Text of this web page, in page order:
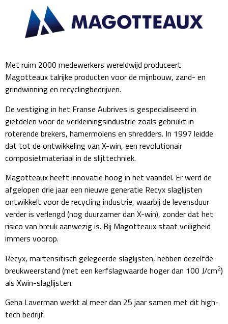
Met ruim 2000 medewerkers wereldwijd produceert
Magotteaux talrijke producten voor de mijnbouw, zand- en
grindwinning en recyclingbedrijven.
De vestiging in het Franse Aubrives is gespecialiseerd in
gietdelen voor de verkleiningsindustrie zoals gebruikt in
roterende brekers, hamermolens en shredders. In 1997 leidde
dat tot de ontwikkeling van X-win, een revolutionair
composietmateriaal in de slijttechniek.
Magotteaux heeft innovatie hoog in het vaandel. Er werd de
afgelopen drie jaar een nieuwe generatie Recyx slaglijsten
ontwikkelt voor de recycling industrie, waarbij de levensduur
verder is verlengd (nog duurzamer dan X-win), zonder dat het
risico van breuk aanwezig is. Bij Magotteaux staat veiligheid
immers voorop.
Recyx, martensitisch gelegeerde slaglijsten, hebben dezelfde
breukweerstand (met een kerfslagwaarde hoger dan 100 J/cm2)
als Xwin-slaglijsten.
Geha Laverman werkt al meer dan 25 jaar samen met dit high-
tech bedrijf.